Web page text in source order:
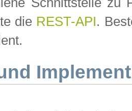
die REST-API.